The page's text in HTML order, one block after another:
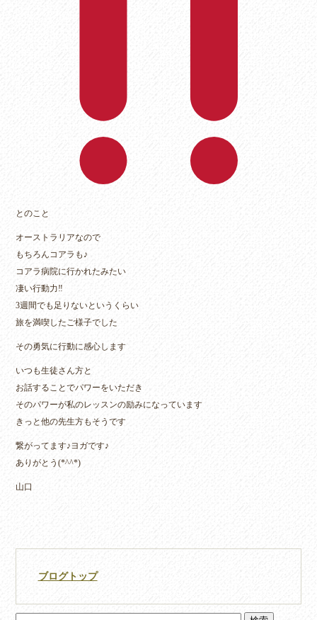
とのこと
オーストラリアなので
もちろんコアラも♪
コアラ病院に行かれたみたい
凄い行動力‼︎
3週間でも足りないというくらい
旅を満喫したご様子でした
その勇気に行動に感心します
いつも生徒さん方と
お話することでパワーをいただき
そのパワーが私のレッスンの励みになっています
きっと他の先生方もそうです
繋がってます♪ヨガです♪
ありがとう(*^^*)
山口
ブログトップ